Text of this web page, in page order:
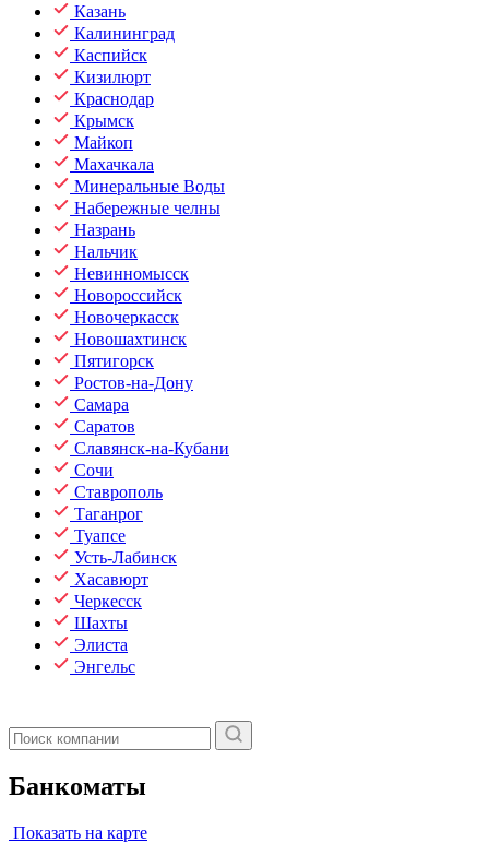
Казань
Калининград
Каспийск
Кизилюрт
Краснодар
Крымск
Майкоп
Махачкала
Минеральные Воды
Набережные челны
Назрань
Нальчик
Невинномысск
Новороссийск
Новочеркасск
Новошахтинск
Пятигорск
Ростов-на-Дону
Самара
Саратов
Славянск-на-Кубани
Сочи
Ставрополь
Таганрог
Туапсе
Усть-Лабинск
Хасавюрт
Черкесск
Шахты
Элиста
Энгельс
Банкоматы
Показать на карте